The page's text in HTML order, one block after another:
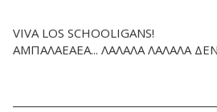
VIVA LOS SCHOOLIGANS!
ΑΜΠΑΛΑΕΑΕΑ... ΛΑΛΑΛΑ ΛΑΛΑΛΑ